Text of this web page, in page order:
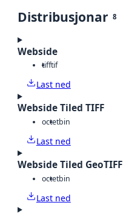
Distribusjonar 8
Webside
tifftif
Last ned
Webside Tiled TIFF
octetbin
Last ned
Webside Tiled GeoTIFF
octetbin
Last ned